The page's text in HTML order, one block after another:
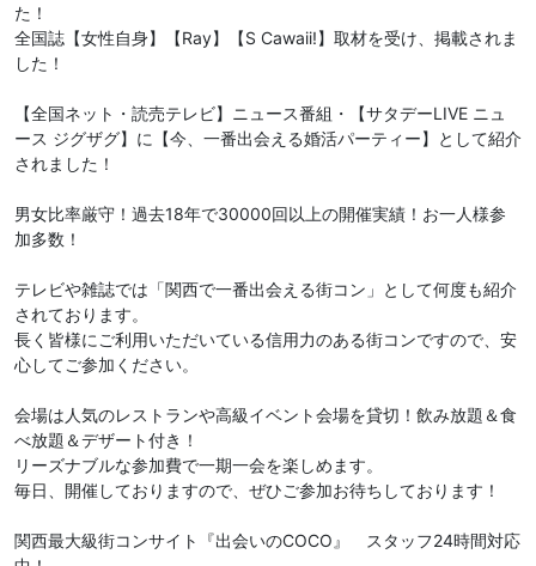
た！
全国誌【女性自身】【Ray】【S Cawaii!】取材を受け、掲載されま
した！
【全国ネット・読売テレビ】ニュース番組・【サタデーLIVE ニュ
ース ジグザグ】に【今、一番出会える婚活パーティー】として紹介
されました！
男女比率厳守！過去18年で30000回以上の開催実績！お一人様参
加多数！
テレビや雑誌では「関西で一番出会える街コン」として何度も紹介
されております。
長く皆様にご利用いただいている信用力のある街コンですので、安
心してご参加ください。
会場は人気のレストランや高級イベント会場を貸切！飲み放題＆食
べ放題＆デザート付き！
リーズナブルな参加費で一期一会を楽しめます。
毎日、開催しておりますので、ぜひご参加お待ちしております！
関西最大級街コンサイト『出会いのCOCO』 スタッフ24時間対応